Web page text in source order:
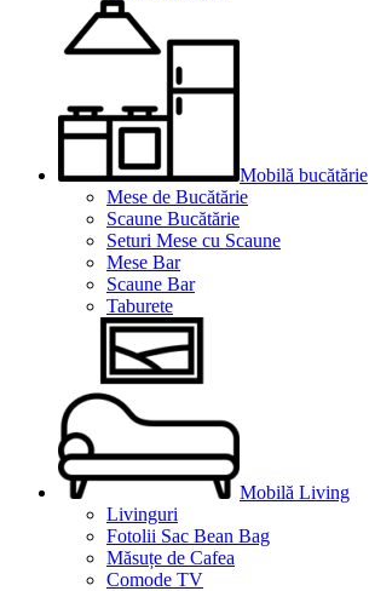
Mobilă bucătărie
Mese de Bucătărie
Scaune Bucătărie
Seturi Mese cu Scaune
Mese Bar
Scaune Bar
Taburete
Mobilă Living
Livinguri
Fotolii Sac Bean Bag
Măsuțe de Cafea
Comode TV